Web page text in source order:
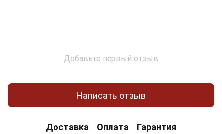
Добавьте первый отзыв
Написать отзыв
Доставка Оплата Гарантия